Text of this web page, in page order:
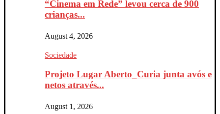
“Cinema em Rede” levou cerca de 900
crianças...
August 4, 2026
Sociedade
Projeto Lugar Aberto_Curia junta avós e
netos através...
August 1, 2026